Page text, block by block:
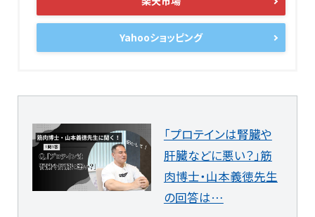
Yahooショッピング
「プロテインは腎臓や
肝臓などに悪い？」筋
肉博士・山本義徳先生
の回答は…